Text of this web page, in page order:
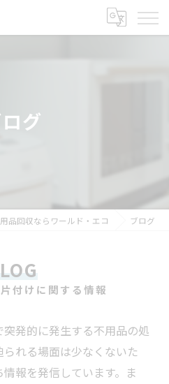
グ
品回収ならワールド・エコ ブログ
付けに関する情報
発的に発生する不用品の処
れる場面は少なくないた
報を発信しています。ま